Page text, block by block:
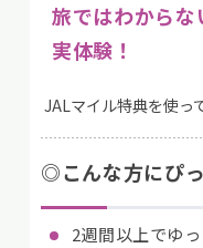
旅ではわから
実体験！
JALマイル特典を使っ
◎こんな方にぴっ
2週間以上でゆ